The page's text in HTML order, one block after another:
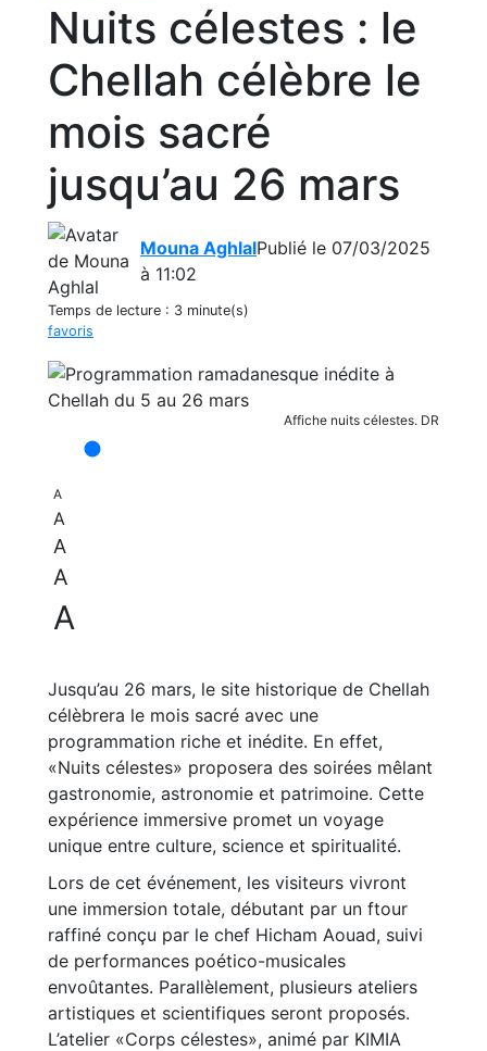
Nuits célestes : le
Chellah célèbre le
mois sacré
jusqu’au 26 mars
Mouna AghlalPublié le 07/03/2025
à 11:02
Temps de lecture : 3 minute(s)
favoris
Affiche nuits célestes. DR
A
A
A
A
A
Jusqu’au 26 mars, le site historique de Chellah
célèbrera le mois sacré avec une
programmation riche et inédite. En effet,
«Nuits célestes» proposera des soirées mêlant
gastronomie, astronomie et patrimoine. Cette
expérience immersive promet un voyage
unique entre culture, science et spiritualité.
Lors de cet événement, les visiteurs vivront
une immersion totale, débutant par un ftour
raffiné conçu par le chef Hicham Aouad, suivi
de performances poético-musicales
envoûtantes. Parallèlement, plusieurs ateliers
artistiques et scientifiques seront proposés.
L’atelier «Corps célestes», animé par KIMIA